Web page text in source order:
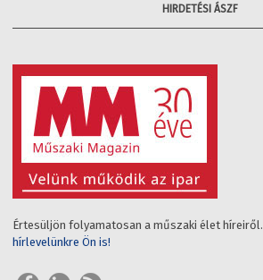
HIRDETÉSI ÁSZF
Értesüljön folyamatosan a műszaki élet híreiről.
hírlevelünkre Ön is!